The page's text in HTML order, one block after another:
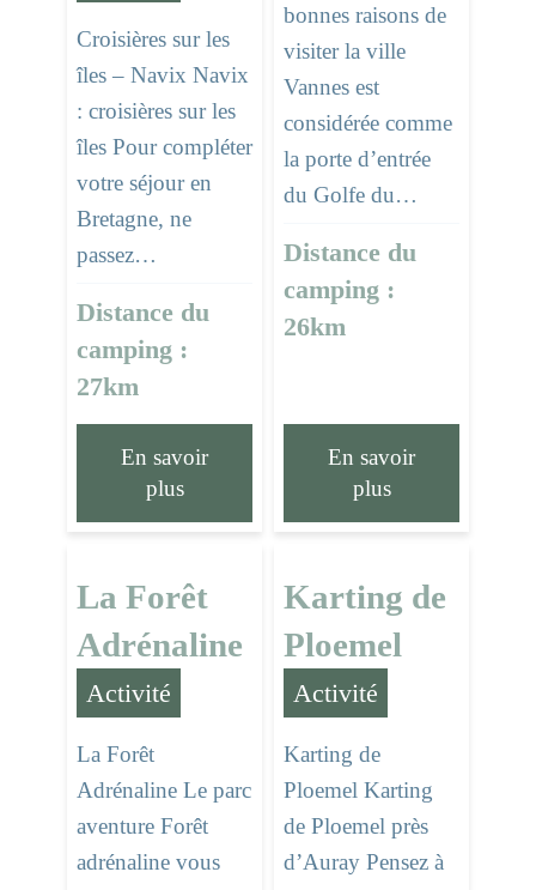
Croisières sur les
îles – Navix Navix
: croisières sur les
îles Pour compléter
votre séjour en
Bretagne, ne
passez…
Distance du
camping :
27km
En savoir
plus
bonnes raisons de
visiter la ville
Vannes est
considérée comme
la porte d’entrée
du Golfe du…
Distance du
camping :
26km
En savoir
plus
La Forêt
Adrénaline
Activité
La Forêt
Adrénaline Le parc
aventure Forêt
adrénaline vous
Karting de
Ploemel
Activité
Karting de
Ploemel Karting
de Ploemel près
d’Auray Pensez à